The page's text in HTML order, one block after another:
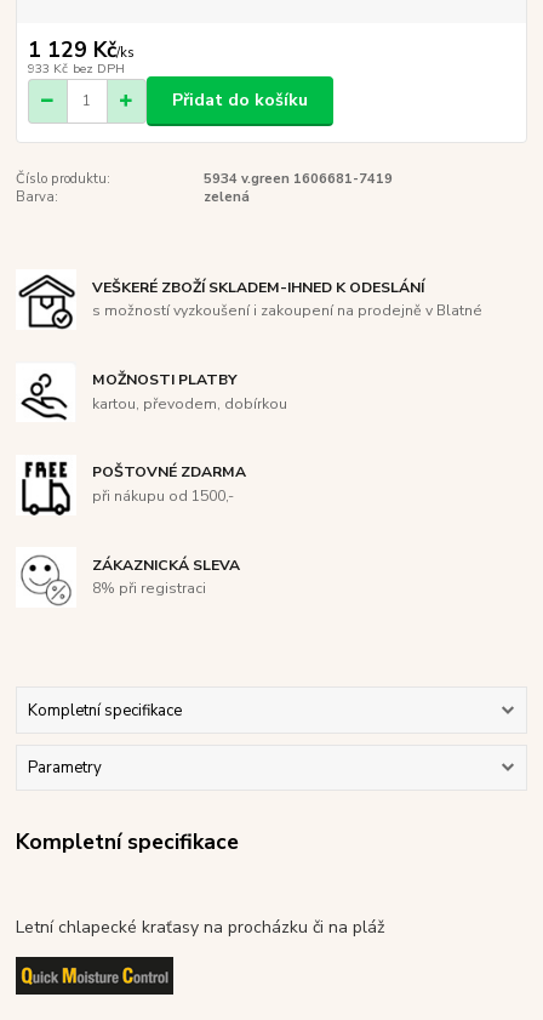
1 129 Kč/ks
933 Kč bez DPH
Přidat do košíku
Číslo produktu:
5934 v.green 1606681-7419
Barva:
zelená
VEŠKERÉ ZBOŽÍ SKLADEM-IHNED K ODESLÁNÍ
s možností vyzkoušení i zakoupení na prodejně v Blatné
MOŽNOSTI PLATBY
kartou, převodem, dobírkou
POŠTOVNÉ ZDARMA
při nákupu od 1500,-
ZÁKAZNICKÁ SLEVA
8% při registraci
Kompletní specifikace
Parametry
Kompletní specifikace
Letní chlapecké kraťasy na procházku či na pláž